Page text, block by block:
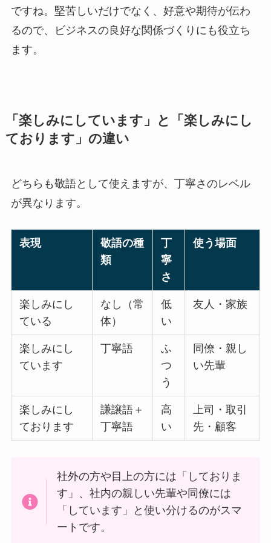
ですね。堅苦しいだけでなく、好意や期待が伝わ
るので、ビジネスの良好な関係づくりにも役立ち
ます。
「楽しみにしています」と「楽しみにし
ております」の違い
どちらも敬語として使えますが、丁寧さのレベル
が異なります。
表現
敬語の種
類
丁
寧
さ
使う場面
楽しみにし
ている
なし（常
体）
低
い
友人・家族
楽しみにし
ています
丁寧語
ふ
つ
う
同僚・親し
い先輩
楽しみにし
ております
謙譲語＋
丁寧語
高
い
上司・取引
先・顧客
社外の方や目上の方には「しておりま
す」、社内の親しい先輩や同僚には
「しています」と使い分けるのがスマ
ートです。